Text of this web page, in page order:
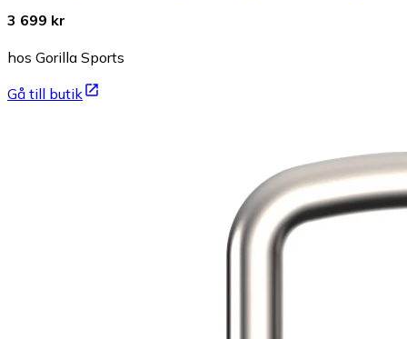
3 699 kr
hos Gorilla Sports
Gå till butik